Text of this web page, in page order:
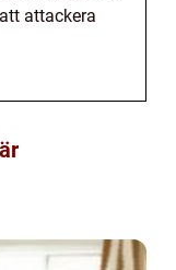
attackera